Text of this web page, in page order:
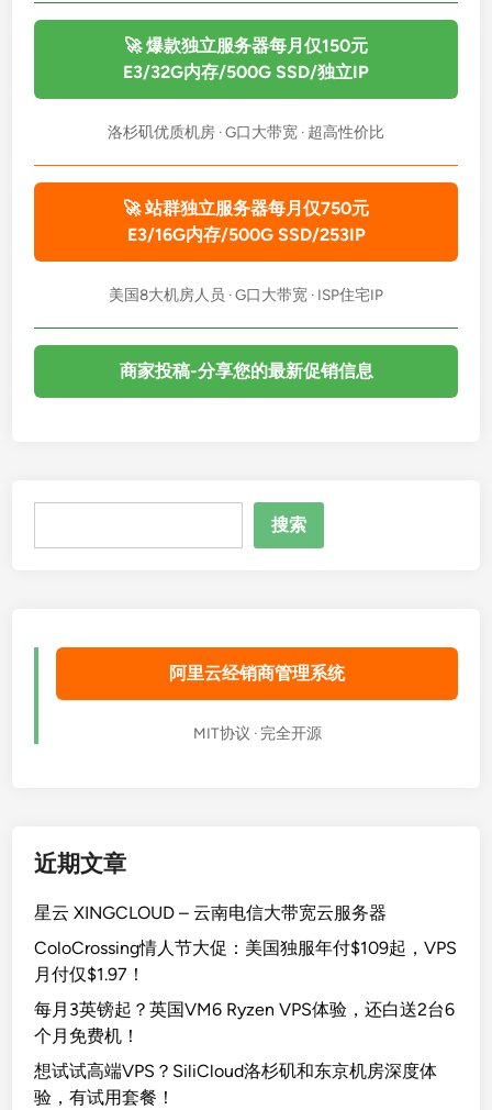
南
购
指
南
：
高
方
案
化
策
略
🚀 爆款独立服务器每月仅150元
E3/32G内存/500G SSD/独立IP
洛杉矶优质机房 · G口大带宽 · 超高性价比
🚀 站群独立服务器每月仅750元
E3/16G内存/500G SSD/253IP
美国8大机房人员 · G口大带宽 · ISP住宅IP
商家投稿-分享您的最新促销信息
搜索
阿里云经销商管理系统
MIT协议 · 完全开源
近期文章
星云 XINGCLOUD – 云南电信大带宽云服务器
ColoCrossing情人节大促：美国独服年付$109起，VPS
月付仅$1.97！
每月3英镑起？英国VM6 Ryzen VPS体验，还白送2台6
个月免费机！
想试试高端VPS？SiliCloud洛杉矶和东京机房深度体
验，有试用套餐！